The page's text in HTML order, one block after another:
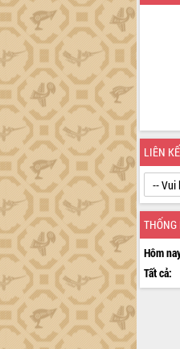
LIÊN
THỐNG
Hôm
Tất cả: